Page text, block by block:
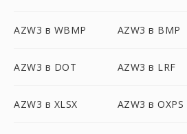
AZW3 в WBMP AZW3 в BMP
AZW3 в DOT AZW3 в LRF
AZW3 в XLSX AZW3 в OXPS